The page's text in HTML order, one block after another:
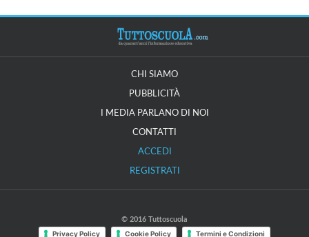
CHI SIAMO
PUBBLICITÀ
I MEDIA PARLANO DI NOI
CONTATTI
ACCEDI
REGISTRATI
© 2016 Tuttoscuola
Privacy Policy Cookie Policy Termini e Condizioni